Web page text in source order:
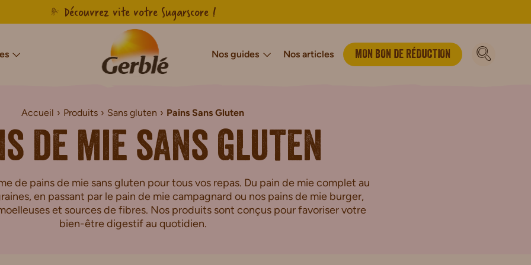
Découvrez vite votre Sugarscore !
& Sans Sucres Ajoutés
Sucres & Sans Sucres Ajoutés
Sucres & Sans Sucres Ajoutés
Sucres Ajoutés
Sucres Ajoutés
Sans gluten
Biscuits Sans Gluten
Gâteaux Sans Gluten
Pains de mie Sans Gluten
Petit-déjeuner Sans Gluten
Biscuits Petit-déjeuner Bio
Biscuits Bio
Notre savoir-faire français Agir pour l’environnement
Sans sucres Sans gluten
Nos guides Nos articles MON BON DE RÉDUCTION
Accueil Produits Sans gluten Pains Sans Gluten
de mie sans gluten
de pains de mie sans gluten pour tous vos repas. Du pain de mie complet au
en passant par le pain de mie campagnard ou nos pains de mie burger,
et sources de fibres. Nos produits sont conçus pour favoriser votre
bien-être digestif au quotidien.